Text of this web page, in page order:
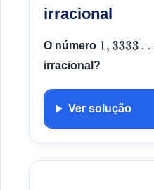
irracional
O número 1,3333…
irracional?
Ver solução